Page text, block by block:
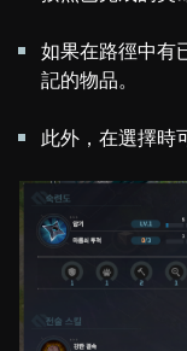
如果在路徑中有
記的物品。
此外，在選擇時